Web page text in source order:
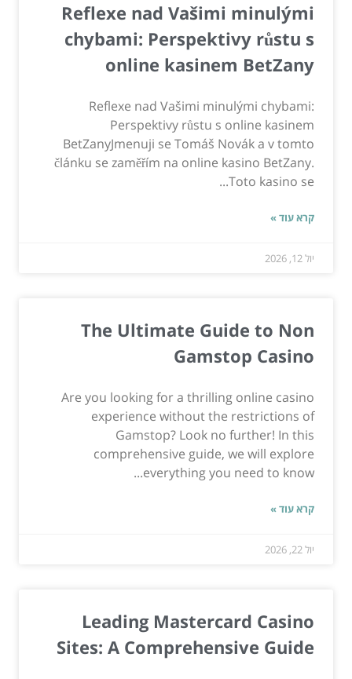
Reflexe nad Vašimi minulými
chybami: Perspektivy růstu s
online kasinem BetZany
Reflexe nad Vašimi minulými chybami:
Perspektivy růstu s online kasinem
BetZanyJmenuji se Tomáš Novák a v tomto
článku se zaměřím na online kasino BetZany.
Toto kasino se...
קרא עוד »
יול 12, 2026
The Ultimate Guide to Non
Gamstop Casino
Are you looking for a thrilling online casino
experience without the restrictions of
Gamstop? Look no further! In this
comprehensive guide, we will explore
everything you need to know...
קרא עוד »
יול 22, 2026
Leading Mastercard Casino
Sites: A Comprehensive Guide